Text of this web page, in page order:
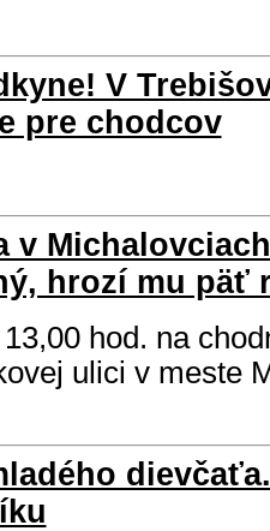
V
pre chodcov
v
hrozí mu päť
hod. na
ulici v meste